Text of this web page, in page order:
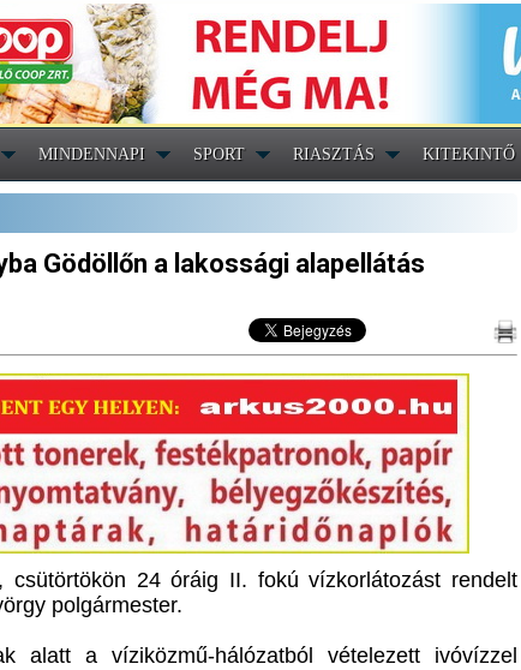
MINDENNAPI SPORT RIASZTÁS KITEKINTŐ
Gödöllőn a lakossági alapellátás
24 óráig II. fokú vízkorlátozást rendelt
polgármester.
alatt a víziközmű-hálózatból vételezett ivóvízzel